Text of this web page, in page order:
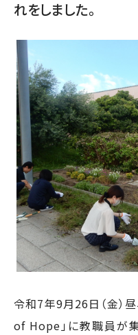
れをしました。
令和7年9月26日（金）
of Hope」に教職員が